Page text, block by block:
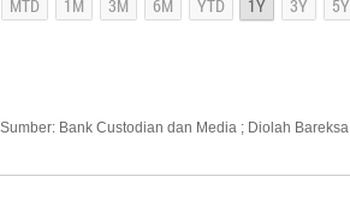
Sumber: Bank Custodian dan Media ; Diolah Bareksa